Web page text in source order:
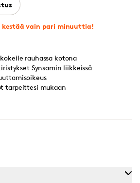
kestää vain pari minuuttia!
rauhassa kotona
Synsamin liikkeissä
tarpeittesi mukaan